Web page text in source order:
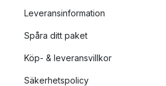
Leveransinformation
Spåra ditt paket
Köp- & leveransvillkor
Säkerhetspolicy